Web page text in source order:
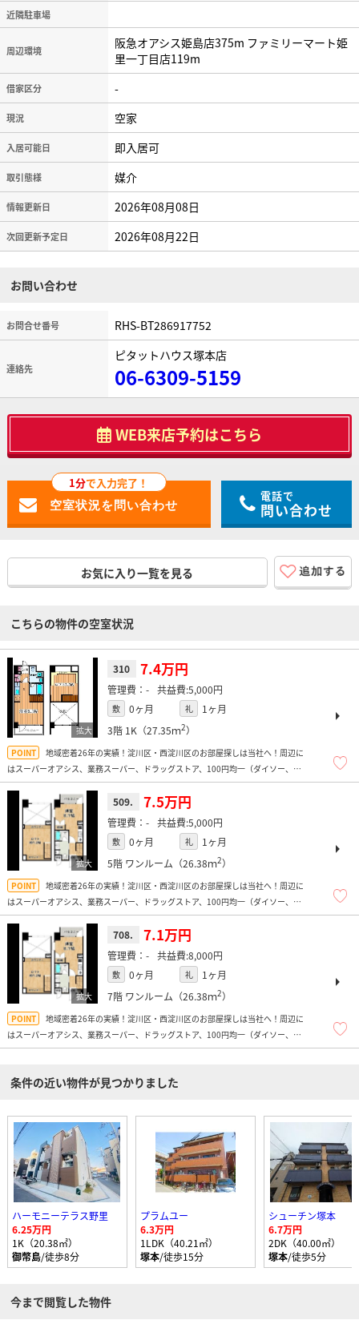
近隣駐車場
周辺環境
阪急オアシス姫島店375m ファミリーマート姫
里一丁目店119m
借家区分 -
現況 空家
入居可能日 即入居可
取引態様 媒介
情報更新日 2026年08月08日
次回更新予定日 2026年08月22日
お問い合わせ
お問合せ番号 RHS-BT286917752
連絡先
ピタットハウス塚本店
06-6309-5159
WEB来店予約はこちら
1分で入力完了！
電話で
問い合わせ
お気に入り一覧を見る
こちらの物件の空室状況
310 7.4万円
- 5,000円
敷 0ヶ月 礼
1ヶ月
3階 1K（27.35ｍ2）
地域密着26年の実績！淀川区・西淀川区のお部屋探しは当社へ！周辺に
はスーパーオアシス、業務スーパー、ドラッグストア、100円均一（ダイソー、
FLET、Seria）、コンビニ、トレーニングジム、マクドナルド（24ｈ営業）があり
便利ですよ！
509. 7.5万円
- 5,000円
敷 0ヶ月 礼
1ヶ月
5階 ワンルーム（26.38ｍ2）
地域密着26年の実績！淀川区・西淀川区のお部屋探しは当社へ！周辺に
はスーパーオアシス、業務スーパー、ドラッグストア、100円均一（ダイソー、
FLET、Seria）、コンビニ、トレーニングジム、マクドナルド（24ｈ営業）があり
便利ですよ！
708. 7.1万円
- 8,000円
敷 0ヶ月 礼
1ヶ月
7階 ワンルーム（26.38ｍ2）
地域密着26年の実績！淀川区・西淀川区のお部屋探しは当社へ！周辺に
はスーパーオアシス、業務スーパー、ドラッグストア、100円均一（ダイソー、
FLET、Seria）、コンビニ、トレーニングジム、マクドナルド（24ｈ営業）があり
条件の近い物件が見つかりました
ハーモニーテラス野里
6.25万円
1K（20.38㎡）
御幣島/徒歩8分
プラムユー
6.3万円
1LDK（40.21㎡）
塚本/徒歩15分
シューチン塚本
6.7万円
2DK（40.00㎡）
塚本/徒歩5分
今まで閲覧した物件